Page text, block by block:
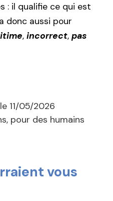
: il qualifie ce qui est
donc aussi pour
, incorrect, pas
11/05/2026
pour des humains
vous